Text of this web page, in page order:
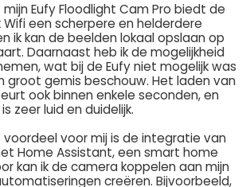
Eufy Floodlight Cam Pro biedt de
Wifi een scherpere en helderdere
ik kan de beelden lokaal opslaan op
Daarnaast heb ik de mogelijkheid
wat bij de Eufy niet mogelijk was
groot gemis beschouw. Het laden van
ook binnen enkele seconden, en
zeer luid en duidelijk.
voordeel voor mij is de integratie van
Home Assistant, een smart home
kan ik de camera koppelen aan mijn
creëren. Bijvoorbeeld,